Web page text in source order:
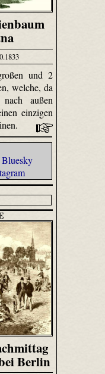
und 2
welche, da
außen
einzigen
Berlin